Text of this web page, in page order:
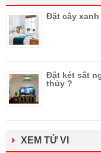
Đặt cây
Đặt két sắt
thủy ?
XEM TỬ VI